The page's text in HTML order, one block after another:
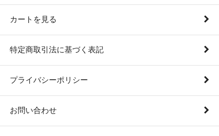
カートを見る
特定商取引法に基づく表記
プライバシーポリシー
お問い合わせ